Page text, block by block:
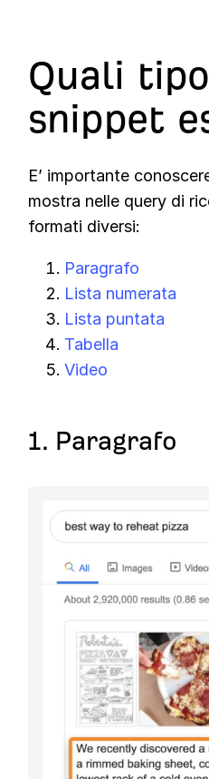
Quali
snippet
E’ importante
mostra nelle query di
formati diversi:
Paragrafo
Lista numerata
Lista puntata
Tabella
Video
1. Paragrafo